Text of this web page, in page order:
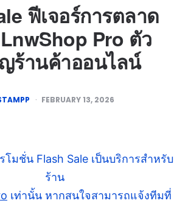
ฟีเจอร์การตลาด
Pro ตัว
ร้านค้าออนไลน์
FEBRUARY 13, 2026
โมชั่น Flash Sale เป็นบริการสำหรับ
ร้าน
เท่านั้น หากสนใจสามารถแจ้งทีมที่